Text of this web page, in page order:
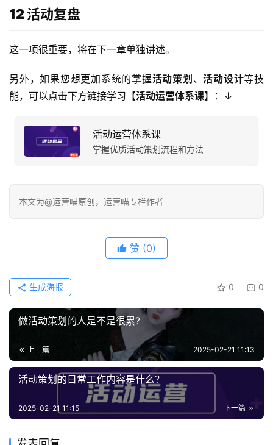
12 活动复盘
这一项很重要，将在下一章单独讲述。
另外，如果您想更加系统的掌握活动策划 、活动设计等技
能，可以点击下方链接学习【活动运营体系课】：↓
活动运营体系课
掌握优质活动策划流程和方法
本文为@运营喵原创，运营喵专栏作者
赞 (0)
0 0
生成海报
做活动策划的人是不是很累?
上一篇 2025-02-21 11:13
活动策划的日常工作内容是什么？
下一篇
2025-02-21 11:15